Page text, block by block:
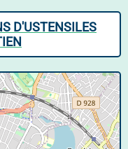
D'USTENSILES